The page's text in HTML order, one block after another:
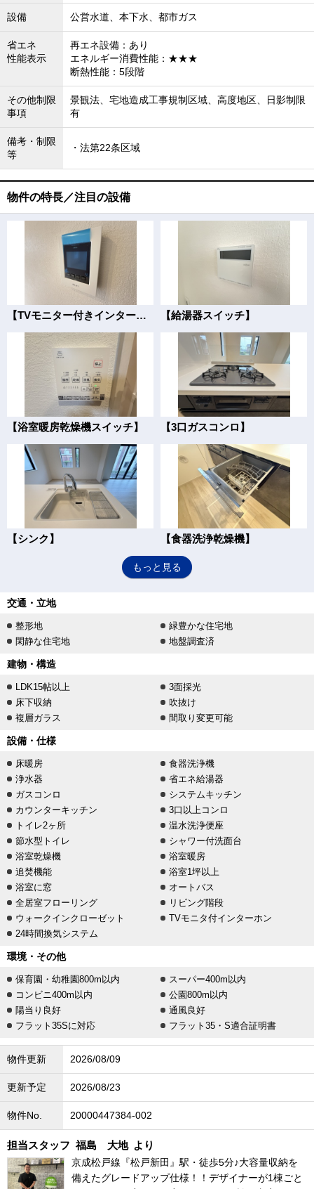
設備 公営水道、本下水、都市ガス
省エネ
性能表示
再エネ設備：あり
エネルギー消費性能：★★★
断熱性能：5段階
その他制限
事項
景観法、宅地造成工事規制区域、高度地区、日影制限
有
備考・制限
等
・法第22条区域
物件の特長／注目の設備
【TVモニター付きインターフォン】 【給湯器スイッチ】
【浴室暖房乾燥機スイッチ】 【3口ガスコンロ】
【シンク】 【食器洗浄乾燥機】
もっと見る
交通・立地
整形地
緑豊かな住宅地
閑静な住宅地
地盤調査済
建物・構造
LDK15帖以上
3面採光
床下収納
吹抜け
複層ガラス
間取り変更可能
設備・仕様
床暖房
食器洗浄機
浄水器
省エネ給湯器
ガスコンロ
システムキッチン
カウンターキッチン
3口以上コンロ
トイレ2ヶ所
温水洗浄便座
節水型トイレ
シャワー付洗面台
浴室乾燥機
浴室暖房
追焚機能
浴室1坪以上
浴室に窓
オートバス
全居室フローリング
リビング階段
ウォークインクローゼット
TVモニタ付インターホン
24時間換気システム
環境・その他
保育園・幼稚園800m以内
スーパー400m以内
コンビニ400m以内
公園800m以内
陽当り良好
通風良好
フラット35Sに対応
フラット35・S適合証明書
物件更新 2026/08/09
更新予定 2026/08/23
物件No. 20000447384-002
担当スタッフ 福島 大地 より
京成松戸線『松戸新田』駅・徒歩5分♪大容量収納を
備えたグレードアップ仕様！！デザイナーが1棟ごと